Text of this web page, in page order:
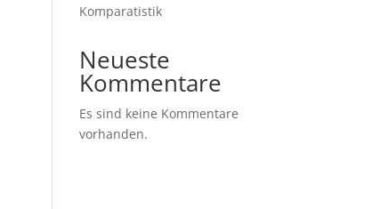
Komparatistik
Neueste
Kommentare
Es sind keine Kommentare
vorhanden.